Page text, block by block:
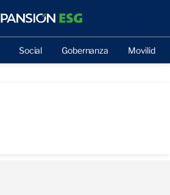
Social Gobernanza Movilidad